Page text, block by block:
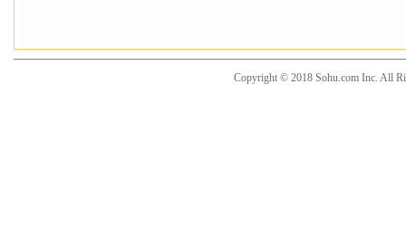
Copyright © 2018 Sohu.com Inc. All